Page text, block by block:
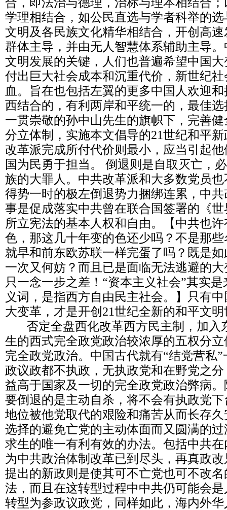
学理相结合，如公民直选与学者科举的
文明及各民族文化精华相结合，开创高
群体主导，并由无人智慧体系辅助主导
文明发展的关键，人们也普遍希望中国
付出巨大社会成本和沉重代价，新世纪
血。旨在也包括左翼的更多中国人欢迎
西结合的，有利两岸和平统一的，最佳
一贯崇敬的孙中山先生的旗帜下，完善
分立体制，实施本文倡导的21世纪和平
改革派完成所付代价则最小，应当引起
国为民勇于担当。 倒退则是自取灭亡，
族的大罪人。中共改革派和大多数党员
得势一时的极左倒退势力捆绑连累，中
事是促成落实中共曾在联合国签署的《
所立宪法的基本人权和自由。【中共也
色，那这几十年变的色还少吗？不是那些
就早和前东欧苏联一样完蛋了吗？既是
一次又何妨？而且已是面临无法逃避的
只一念一步之差！“资本主义社会”其实
义词，是指西方自由民主社会。】只有
大变革，才是开创21世纪全新的和平文
否定全盘西化改革西方民主制，加入
生的西式完全政党政治较浓厚的五权分
完全政党政治。中国古代就有“结党营私
政议政都不执政，无执政党和在野党之
益高于国家及一切的完全政党政治弊病
要倒退的是主动自杀，将不会有执政党
地位被他党取代的艰险和痛苦从而长存
选择的避免亡党的主动体面而又圆满的
求生的唯一有利有效的办法。包括中共
为中共政治体制改革已到尽头，再真政
提出的新政则是使其可不亡党也可不改
法，而且在这转型过程中中共仍可能会
转型为参政议政党，同样如此，海内外